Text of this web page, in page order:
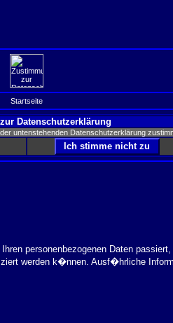
Startseite
Datenschutzerklärung
untenstehenden Datenschutzerklärung
personenbezogenen Daten
werden k�nnen. Ausf�hrliche